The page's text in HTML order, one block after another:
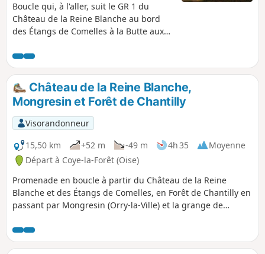
Boucle qui, à l'aller, suit le GR 1 du
Château de la Reine Blanche au bord
des Étangs de Comelles à la Butte aux
Forêts de Chantilly et Pontarmé, le GR 1
suit en grande partie la Vallée de la
Thève. Au retour, la randonnée passe
par la Gare d' Orry-la-Ville-Coye-la-Forêt.
Château de la Reine Blanche,
Mongresin et Forêt de Chantilly
Visorandonneur
15,50 km
+52 m -49 m 4h 35
Moyenne
Départ à Coye-la-Forêt (Oise)
Promenade en boucle à partir du Château de la Reine
Blanche et des Étangs de Comelles, en Forêt de Chantilly en
passant par Mongresin (Orry-la-Ville) et la grange de
Blanche et les Étangs de Comelles font partie des espaces
les plus remarquables de la forêt de Chantilly.